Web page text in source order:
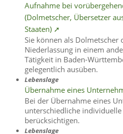
Aufnahme bei
(Dolmetscher, Übersetzer
Staaten) ➚
Sie können als
Niederlassung in einem
Tätigkeit in Baden-
gelegentlich ausüben.
Lebenslage
Übernahme eines
Bei der Übernahme eines
unterschiedliche
berücksichtigen.
Lebenslage